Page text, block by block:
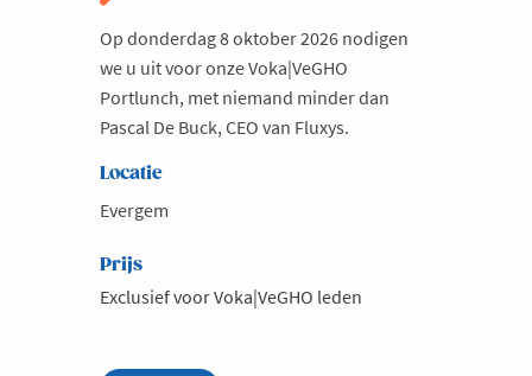
Op donderdag 8 oktober 2026 nodigen
we u uit voor onze Voka|VeGHO
Portlunch, met niemand minder dan
Pascal De Buck, CEO van Fluxys.
Locatie
Evergem
Prijs
Exclusief voor Voka|VeGHO leden